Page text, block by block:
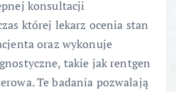
konsultacji
której lekarz ocenia stan
oraz wykonuje
takie jak rentgen
Te badania pozwalają